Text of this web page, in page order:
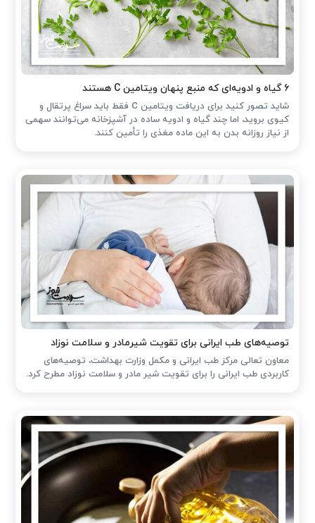
۶ گیاه و ادویه‌ای که منبع پنهان ویتامین C هستند
شاید تصور کنید برای دریافت ویتامین C فقط باید سراغ پرتقال و
کیوی بروید، اما چند گیاه و ادویه ساده در آشپزخانه می‌توانند سهمی
از نیاز روزانه بدن به این ماده مغذی را تأمین کنند.
توصیه‌های طب ایرانی برای تقویت شیرمادر و سلامت نوزاد
معاون تعالی مرکز طب ایرانی و مکمل وزارت بهداشت، توصیه‌های
کاربردی طب ایرانی را برای تقویت شیر مادر و سلامت نوزاد مطرح کرد.